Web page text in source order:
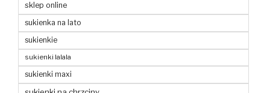
sklep online
sukienka na lato
sukienkie
sukienki lalala
sukienki maxi